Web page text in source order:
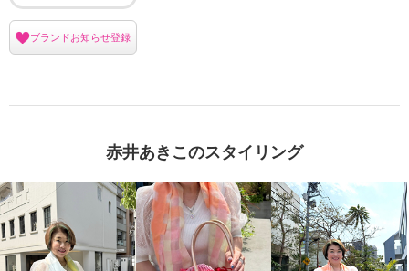
ブランドお知らせ登録
赤井あきこのスタイリング